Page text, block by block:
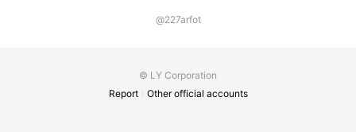
@227arfot
© LY Corporation
Report
Other official accounts